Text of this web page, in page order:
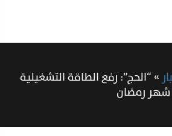
»“الحج”: رفع الطاقة التشغيلية
شهر رمضان